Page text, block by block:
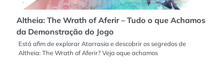
Altheia: The Wrath of Aferir – Tudo o que Achamos
da Demonstração do Jogo
Está afim de explorar Atarrasia e descobrir os segredos de
Altheia: The Wrath of Aferir? Veja oque achamos